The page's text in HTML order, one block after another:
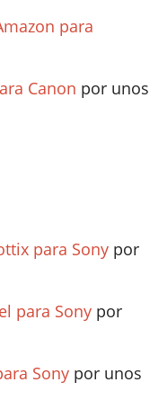
para
Canon por unos
para Sony por
para Sony por
Sony por unos